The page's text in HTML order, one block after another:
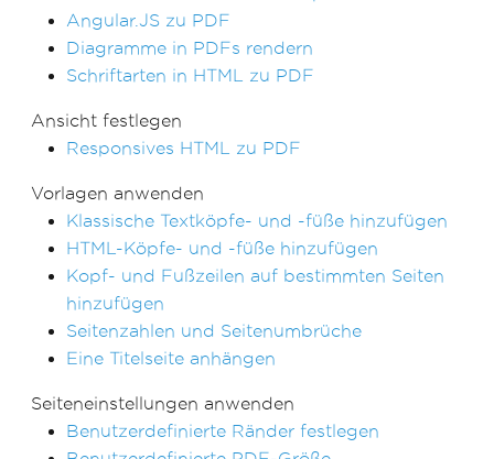
Angular.JS zu PDF
Diagramme in PDFs rendern
Schriftarten in HTML zu PDF
Ansicht festlegen
Responsives HTML zu PDF
Vorlagen anwenden
Klassische Textköpfe- und -füße hinzufügen
HTML-Köpfe- und -füße hinzufügen
Kopf- und Fußzeilen auf bestimmten Seiten
hinzufügen
Seitenzahlen und Seitenumbrüche
Eine Titelseite anhängen
Seiteneinstellungen anwenden
Benutzerdefinierte Ränder festlegen